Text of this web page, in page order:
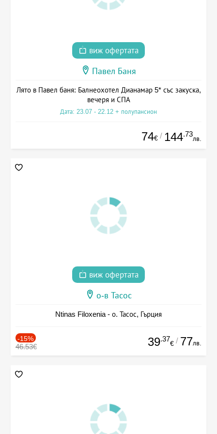
виж офертата
Павел Баня
Лято в Павел баня: Балнеохотел Дианамар 5* със закуска,
вечеря и СПА
Дата: 23.07 - 22.12 + полупансион
74€ / 144.73
лв.
виж офертата
о-в Тасос
Ntinas Filoxenia - о. Тасос, Гърция
-15%
46.53€ 39.37
€ / 77лв.